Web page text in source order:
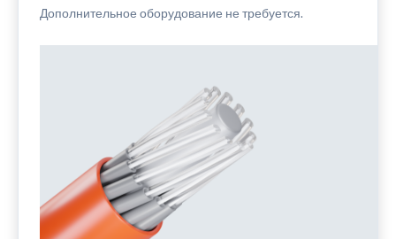
Дополнительное оборудование не требуется.